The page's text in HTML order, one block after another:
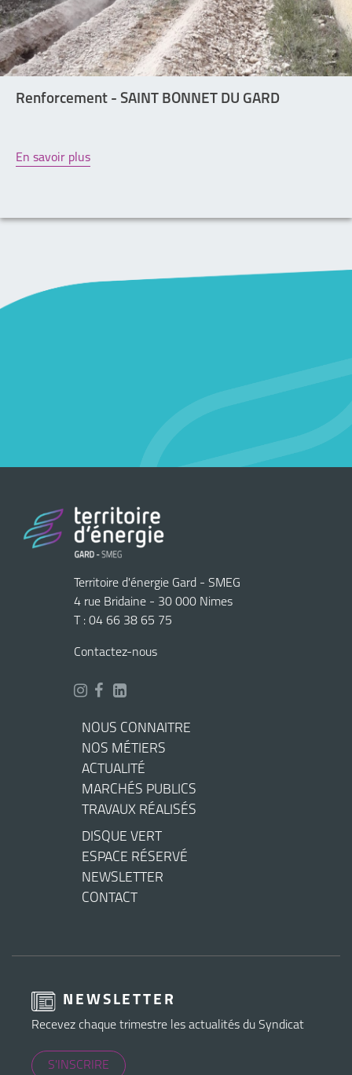
Renforcement - SAINT BONNET DU GARD
En savoir plus
Territoire d'énergie Gard - SMEG
4 rue Bridaine - 30 000 Nimes
T : 04 66 38 65 75
Contactez-nous
NOUS CONNAITRE
NOS MÉTIERS
ACTUALITÉ
MARCHÉS PUBLICS
TRAVAUX RÉALISÉS
DISQUE VERT
ESPACE RÉSERVÉ
NEWSLETTER
CONTACT
NEWSLETTER
Recevez chaque trimestre les actualités du Syndicat
S'INSCRIRE